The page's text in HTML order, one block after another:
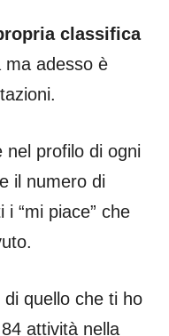
classifica
ma adesso è
nel profilo di ogni
il numero di
“mi piace” che
quello che ti ho
attività nella